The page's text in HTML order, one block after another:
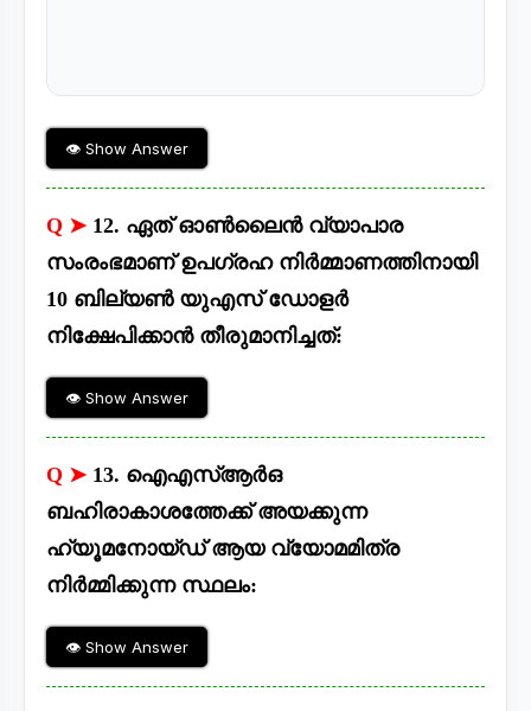
👁 Show Answer
Q ➤ 12. ഏത് ഓൺലൈൻ വ്യാപാര
സംരംഭമാണ് ഉപഗ്രഹ നിർമ്മാണത്തിനായി
10 ബില്യൺ യുഎസ് ഡോളർ
നിക്ഷേപിക്കാൻ തീരുമാനിച്ചത്:
👁 Show Answer
Q ➤ 13. ഐഎസ്ആർഒ
ബഹിരാകാശത്തേക്ക് അയക്കുന്ന
ഹ്യൂമനോയ്ഡ് ആയ വ്യോമമിത്ര
നിർമ്മിക്കുന്ന സ്ഥലം:
👁 Show Answer